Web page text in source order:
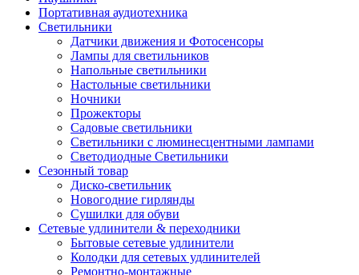
Портативная аудиотехника
Светильники
Датчики движения и Фотосенсоры
Лампы для светильников
Напольные светильники
Настольные светильники
Ночники
Прожекторы
Садовые светильники
Светильники с люминесцентными лампами
Светодиодные Светильники
Сезонный товар
Диско-светильник
Новогодние гирлянды
Сушилки для обуви
Сетевые удлинители & переходники
Бытовые сетевые удлинители
Колодки для сетевых удлинителей
Ремонтно-монтажные